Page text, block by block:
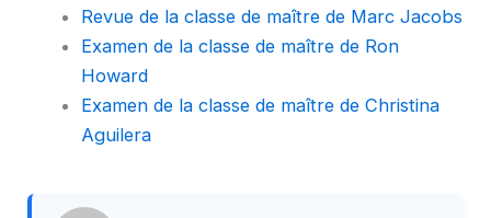
Revue de la classe de maître de Marc Jacobs
Examen de la classe de maître de Ron
Howard
Examen de la classe de maître de Christina
Aguilera